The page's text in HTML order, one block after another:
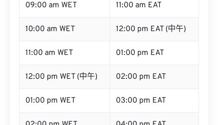
09:00 am WET 11:00 am EAT
10:00 am WET 12:00 pm EAT (中午)
11:00 am WET 01:00 pm EAT
12:00 pm WET (中午) 02:00 pm EAT
01:00 pm WET 03:00 pm EAT